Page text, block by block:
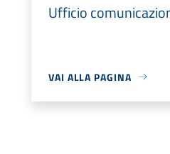
Ufficio
VAI ALLA PAGINA